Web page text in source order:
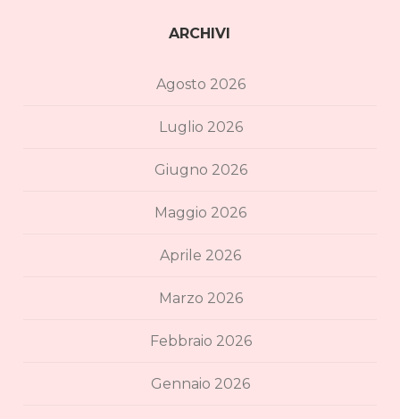
ARCHIVI
Agosto 2026
Luglio 2026
Giugno 2026
Maggio 2026
Aprile 2026
Marzo 2026
Febbraio 2026
Gennaio 2026